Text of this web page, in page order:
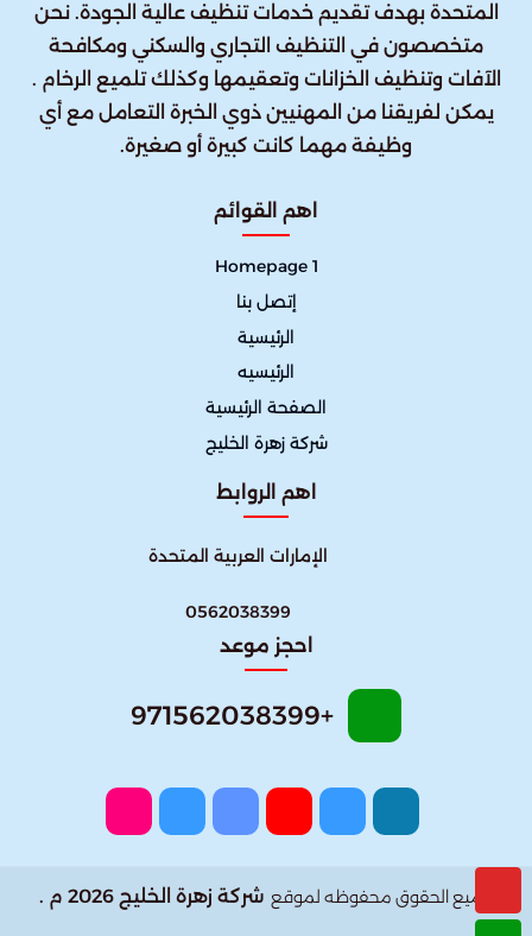
المتحدة بهدف تقديم خدمات تنظيف عالية الجودة. نحن
متخصصون في التنظيف التجاري والسكني ومكافحة
الآفات وتنظيف الخزانات وتعقيمها وكذلك تلميع الرخام .
يمكن لفريقنا من المهنيين ذوي الخبرة التعامل مع أي
وظيفة مهما كانت كبيرة أو صغيرة.
اهم القوائم
Homepage 1
إتصل بنا
الرئيسية
الرئيسيه
الصفحة الرئيسية
شركة زهرة الخليج
اهم الروابط
الإمارات العربية المتحدة
0562038399
احجز موعد
+971562038399
جميع الحقوق محفوظه لموقع شركة زهرة الخليج 2026 م .